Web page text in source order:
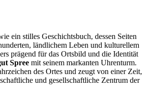
ein stilles Geschichtsbuch, dessen Seiten
ländlichem Leben und kulturellem
prägend für das Ortsbild und die Identität
Spree mit seinem markanten Uhrenturm.
des Ortes und zeugt von einer Zeit,
und gesellschaftliche Zentrum der